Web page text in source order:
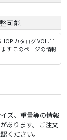
可能
カタログ VOL.11
す このページの情報
ズ、重量等の情報
あります。ご注文
ください。